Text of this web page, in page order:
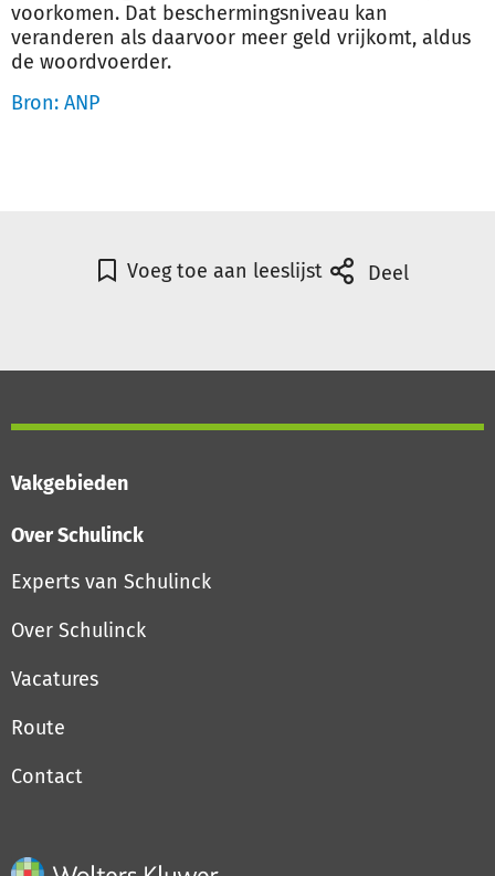
voorkomen. Dat beschermingsniveau kan
veranderen als daarvoor meer geld vrijkomt, aldus
de woordvoerder.
Bron: ANP
Voeg toe aan leeslijst Deel
Vakgebieden
Over Schulinck
Experts van Schulinck
Over Schulinck
Vacatures
Route
Contact